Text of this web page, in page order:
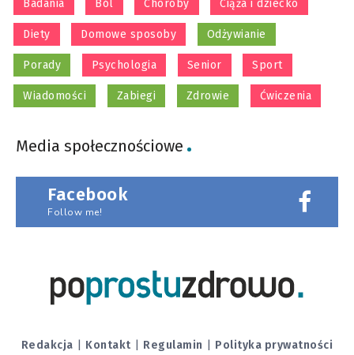
Badania Ból Choroby Ciąża i dziecko
Diety Domowe sposoby Odżywianie
Porady Psychologia Senior Sport
Wiadomości Zabiegi Zdrowie Ćwiczenia
Media społecznościowe
Facebook
Follow me!
Redakcja Kontakt Regulamin Polityka prywatności